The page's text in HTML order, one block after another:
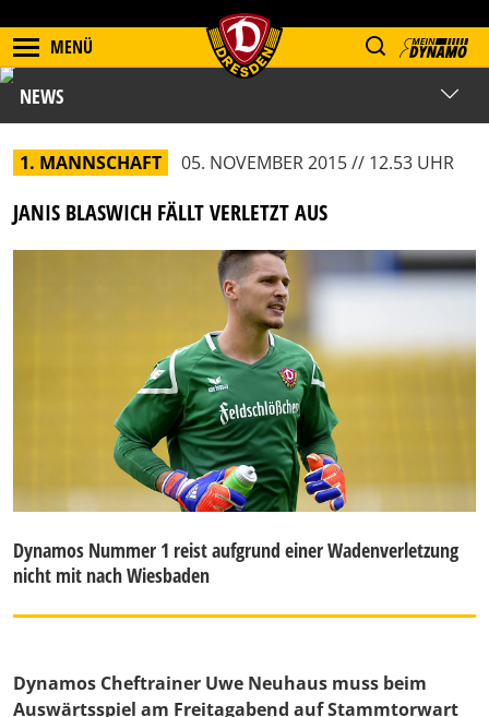
MENÜ
NEWS
1. MANNSCHAFT 05. NOVEMBER 2015 // 12.53 UHR
JANIS BLASWICH FÄLLT VERLETZT AUS
Dynamos Nummer 1 reist aufgrund einer Wadenverletzung
nicht mit nach Wiesbaden
Dynamos Cheftrainer Uwe Neuhaus muss beim
Auswärtsspiel am Freitagabend auf Stammtorwart